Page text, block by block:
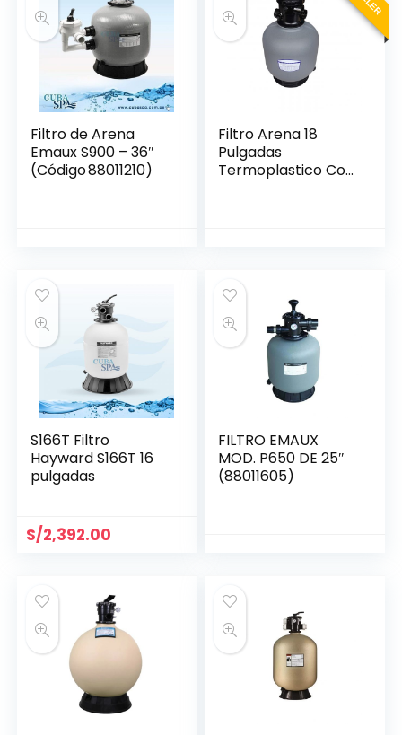
Filtro de Arena
Emaux S900 – 36″
(Código 88011210)
Filtro Arena 18
Pulgadas
Termoplastico Con
S166T Filtro
Hayward S166T 16
pulgadas
S/2,392.00
FILTRO EMAUX
MOD. P650 DE 25″
(88011605)